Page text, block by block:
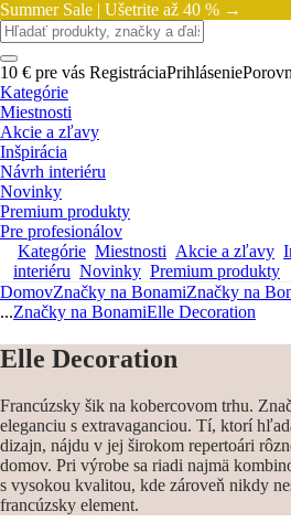
Summer Sale | Ušetrite až 40 % →
10 € pre vás RegistráciaPrihlásenie
Kategórie
Miestnosti
Akcie a zľavy
Inšpirácia
Návrh interiéru
Novinky
Premium produkty
Pre profesionálov
Kategórie Miestnosti Akcie a zľavy
interiéru Novinky Premium produkty
DomovZnačky na BonamiZnačky na
...Značky na BonamiElle Decoration
Elle Decoration
Francúzsky šik na kobercovom trhu.
eleganciu s extravaganciou. Tí, ktorí
dizajn, nájdu v jej širokom repertoári
domov. Pri výrobe sa riadi najmä
s vysokou kvalitou, kde zároveň nikdy
francúzsky element.